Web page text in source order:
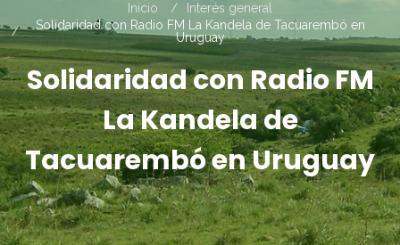
Inicio
Interés general
Solidaridad con Radio FM La Kandela de Tacuarembó en
Uruguay
Solidaridad con Radio FM
La Kandela de
Tacuarembó en Uruguay